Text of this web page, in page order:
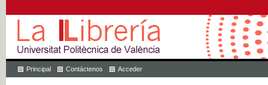
Principal Contáctenos Acceder